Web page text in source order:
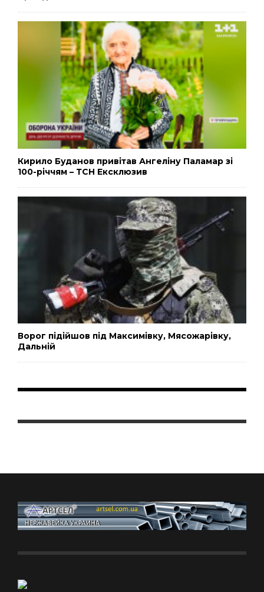
Кирило Буданов привітав Ангеліну Паламар зі
100-річчям – ТСН Ексклюзив
Ворог підійшов під Максимівку, Мясожарівку,
Дальній